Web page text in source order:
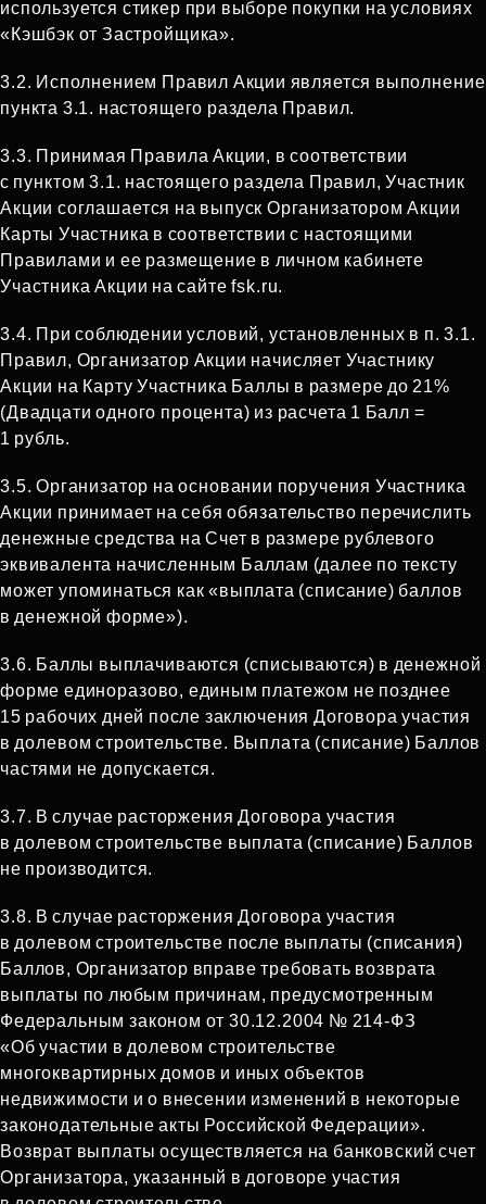
используется стикер при выборе покупки на условиях
«Кэшбэк от Застройщика».
3.2. Исполнением Правил Акции является выполнение
пункта 3.1. настоящего раздела Правил.
3.3. Принимая Правила Акции, в соответствии
с пунктом 3.1. настоящего раздела Правил, Участник
Акции соглашается на выпуск Организатором Акции
Карты Участника в соответствии с настоящими
Правилами и ее размещение в личном кабинете
Участника Акции на сайте fsk.ru.
3.4. При соблюдении условий, установленных в п. 3.1.
Правил, Организатор Акции начисляет Участнику
Акции на Карту Участника Баллы в размере до 21%
(Двадцати одного процента) из расчета 1 Балл =
1 рубль.
3.5. Организатор на основании поручения Участника
Акции принимает на себя обязательство перечислить
денежные средства на Счет в размере рублевого
эквивалента начисленным Баллам (далее по тексту
может упоминаться как «выплата (списание) баллов
в денежной форме»).
3.6. Баллы выплачиваются (списываются) в денежной
форме единоразово, единым платежом не позднее
15 рабочих дней после заключения Договора участия
в долевом строительстве. Выплата (списание) Баллов
частями не допускается.
3.7. В случае расторжения Договора участия
в долевом строительстве выплата (списание) Баллов
не производится.
3.8. В случае расторжения Договора участия
в долевом строительстве после выплаты (списания)
Баллов, Организатор вправе требовать возврата
выплаты по любым причинам, предусмотренным
Федеральным законом от 30.12.2004 № 214‑ФЗ
«Об участии в долевом строительстве
многоквартирных домов и иных объектов
недвижимости и о внесении изменений в некоторые
законодательные акты Российской Федерации».
Возврат выплаты осуществляется на банковский счет
Организатора, указанный в договоре участия